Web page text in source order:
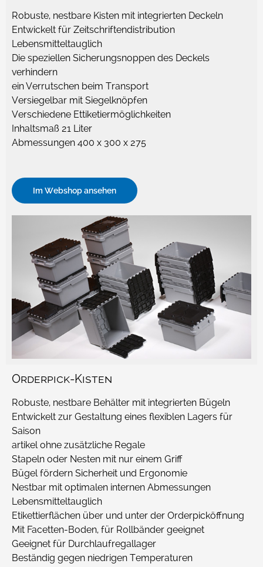
Robuste, nestbare Kisten mit integrierten Deckeln
Entwickelt für Zeitschriftendistribution
Lebensmitteltauglich
Die speziellen Sicherungsnoppen des Deckels
verhindern
ein Verrutschen beim Transport
Versiegelbar mit Siegelknöpfen
Verschiedene Ettiketiermöglichkeiten
Inhaltsmaß 21 Liter
Abmessungen 400 x 300 x 275
Im Webshop ansehen
Orderpick-Kisten
Robuste, nestbare Behälter mit integrierten Bügeln
Entwickelt zur Gestaltung eines flexiblen Lagers für
Saison
artikel ohne zusätzliche Regale
Stapeln oder Nesten mit nur einem Griff
Bügel fördern Sicherheit und Ergonomie
Nestbar mit optimalen internen Abmessungen
Lebensmitteltauglich
Etikettierflächen über und unter der Orderpicköffnung
Mit Facetten-Boden, für Rollbänder geeignet
Geeignet für Durchlaufregallager
Beständig gegen niedrigen Temperaturen